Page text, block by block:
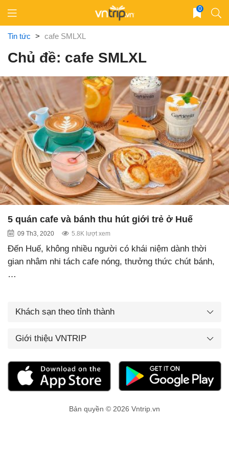
content
0
Tin tức > cafe SMLXL
Chủ đề: cafe SMLXL
5 quán cafe và bánh thu hút giới trẻ ở Huế
09 Th3, 2020 5.8K lượt xem
Đến Huế, không nhiều người có khái niệm dành thời
gian nhâm nhi tách cafe nóng, thưởng thức chút bánh,
…
Khách sạn theo tỉnh thành
Giới thiệu VNTRIP
Bản quyền © 2026 Vntrip.vn